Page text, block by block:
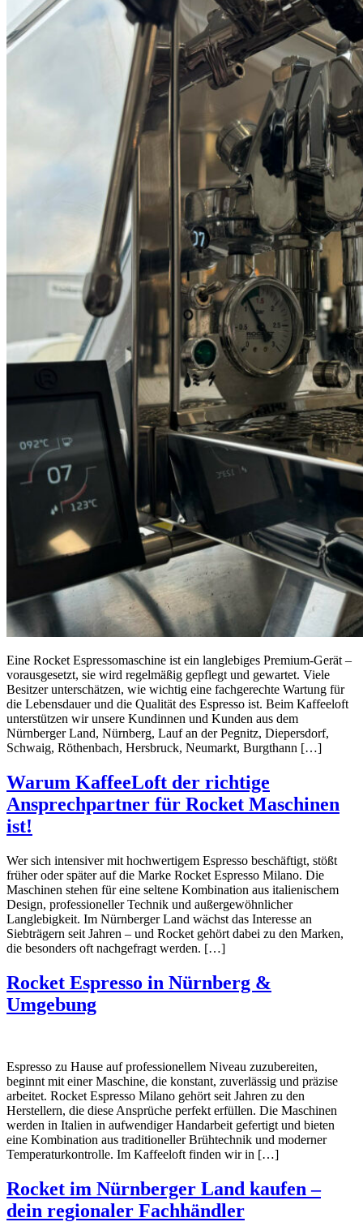
Eine Rocket Espressomaschine ist ein langlebiges Premium-Gerät –
vorausgesetzt, sie wird regelmäßig gepflegt und gewartet. Viele
Besitzer unterschätzen, wie wichtig eine fachgerechte Wartung für
die Lebensdauer und die Qualität des Espresso ist. Beim Kaffeeloft
unterstützen wir unsere Kundinnen und Kunden aus dem
Nürnberger Land, Nürnberg, Lauf an der Pegnitz, Diepersdorf,
Schwaig, Röthenbach, Hersbruck, Neumarkt, Burgthann […]
Warum KaffeeLoft der richtige
Ansprechpartner für Rocket Maschinen
ist!
Wer sich intensiver mit hochwertigem Espresso beschäftigt, stößt
früher oder später auf die Marke Rocket Espresso Milano. Die
Maschinen stehen für eine seltene Kombination aus italienischem
Design, professioneller Technik und außergewöhnlicher
Langlebigkeit. Im Nürnberger Land wächst das Interesse an
Siebträgern seit Jahren – und Rocket gehört dabei zu den Marken,
die besonders oft nachgefragt werden. […]
Rocket Espresso in Nürnberg &
Umgebung
Espresso zu Hause auf professionellem Niveau zuzubereiten,
beginnt mit einer Maschine, die konstant, zuverlässig und präzise
arbeitet. Rocket Espresso Milano gehört seit Jahren zu den
Herstellern, die diese Ansprüche perfekt erfüllen. Die Maschinen
werden in Italien in aufwendiger Handarbeit gefertigt und bieten
eine Kombination aus traditioneller Brühtechnik und moderner
Temperaturkontrolle. Im Kaffeeloft finden wir in […]
Rocket im Nürnberger Land kaufen –
dein regionaler Fachhändler